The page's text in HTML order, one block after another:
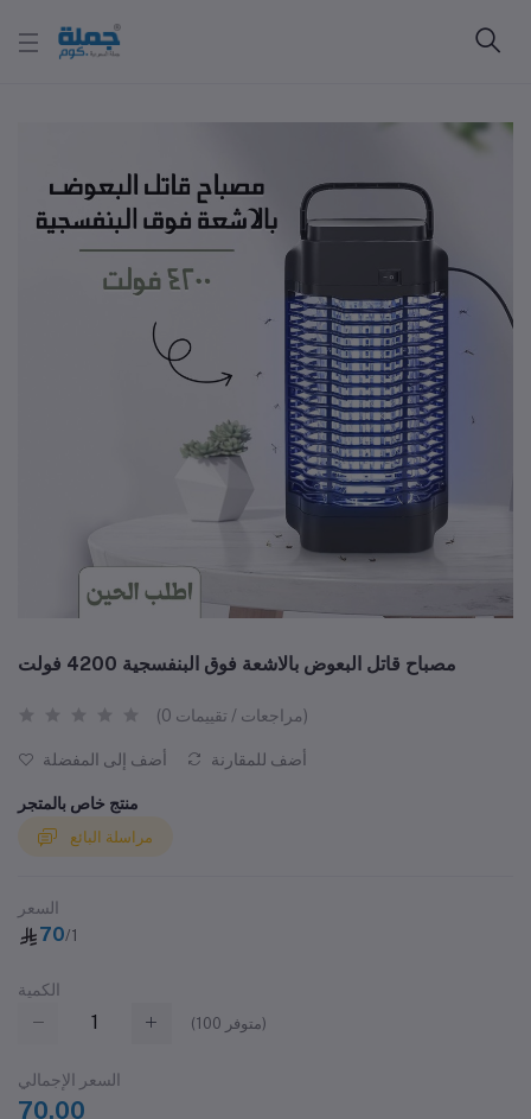
مصباح قاتل البعوض بالاشعة فوق البنفسجية 4200 فولت
(0 مراجعات / تقييمات)
أضف إلى المفضلة أضف للمقارنة
منتج خاص بالمتجر
مراسلة البائع
السعر
70/1
الكمية
(100 متوفر)
السعر الإجمالي
70.00